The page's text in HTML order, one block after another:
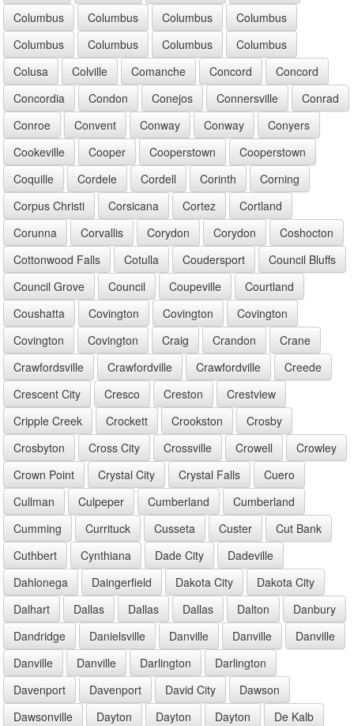
Columbus
Columbus Columbus
Columbus
Columbus
Columbus Columbus
Columbus
Colusa
Colville Comanche Concord
Concord
Concordia
Condon Conejos Connersville
Conrad
Conroe
Convent Conway Conway
Conyers
Cookeville
Cooper Cooperstown
Cooperstown
Coquille
Cordele Cordell Corinth
Corning
Corpus Christi
Corsicana Cortez
Cortland
Corunna
Corvallis Corydon Corydon
Coshocton
Cottonwood Falls
Cotulla Coudersport
Council Bluffs
Council Grove
Council Coupeville
Courtland
Coushatta
Covington Covington
Covington
Covington
Covington Craig Crandon
Crane
Crawfordsville
Crawfordville Crawfordville
Creede
Crescent City
Cresco Creston
Crestview
Cripple Creek
Crockett Crookston
Crosby
Crosbyton
Cross City Crossville Crowell
Crowley
Crown Point
Crystal City Crystal Falls
Cuero
Cullman
Culpeper Cumberland
Cumberland
Cumming
Currituck Cusseta Custer
Cut Bank
Cuthbert
Cynthiana Dade City
Dadeville
Dahlonega
Daingerfield Dakota City
Dakota City
Dalhart
Dallas Dallas Dallas Dalton
Danbury
Dandridge
Danielsville Danville Danville
Danville
Danville
Danville Darlington
Darlington
Davenport
Davenport David City
Dawson
Dawsonville
Dayton Dayton Dayton
De Kalb